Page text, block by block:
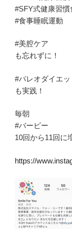
#SFY式健康習慣
#食事睡眠運動
#美腔ケア
も忘れずに！
#パレオダイエッ
も実践！
毎朝
#バーピー
10回から11回に
https://